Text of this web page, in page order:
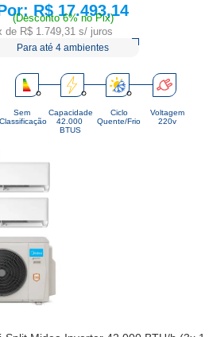
Price:
R$ 17.493,14
(Desconto 6% no Pix)
de R$ 1.749,31 s/ juros
Para até 4 ambientes
Sem
Classificação
Capacidade
42.000
BTUS
Ciclo
Quente/Frio
Voltagem
220v